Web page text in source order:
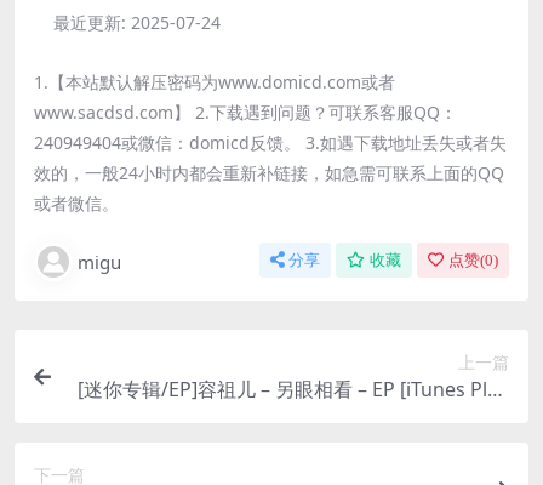
最近更新: 2025-07-24
1.【本站默认解压密码为www.domicd.com或者
www.sacdsd.com】 2.下载遇到问题？可联系客服QQ：
240949404或微信：domicd反馈。 3.如遇下载地址丢失或者失
效的，一般24小时内都会重新补链接，如急需可联系上面的QQ
或者微信。
migu 分享 收藏 点赞(0)
上一篇
[迷你专辑/EP]容祖儿 – 另眼相看 – EP [iTunes Plus
下一篇